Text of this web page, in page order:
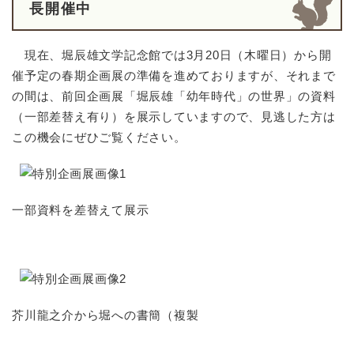
長開催中
現在、堀辰雄文学記念館では3月20日（木曜日）から開
催予定の春期企画展の準備を進めておりますが、それまで
の間は、前回企画展「堀辰雄「幼年時代」の世界」の資料
（一部差替え有り）を展示していますので、見逃した方は
この機会にぜひご覧ください。
一部資料を差替えて展示
芥川龍之介から堀への書簡（複製